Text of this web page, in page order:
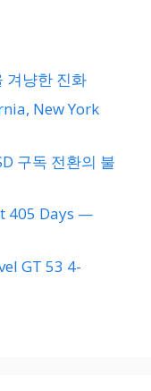
겨냥한 진화
New York
구독 전환의 불
405 Days —
GT 53 4-